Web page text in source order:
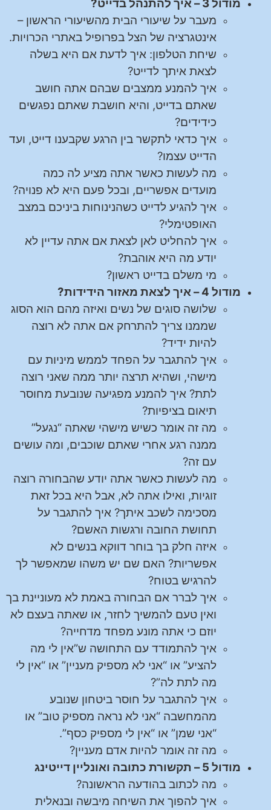
מודול 3 – איך להתנהל בדייט?
מעבר על שיעורי הבית מהשיעורי הראשון –
אינטגרציה של הצל בפרופיל באתרי הכרויות.
שיחת הטלפון: איך לדעת אם היא בשלה
לצאת איתך לדייט?
איך להמנע ממצבים שבהם אתה חושב
שאתם בדייט, והיא חושבת שאתם נפגשים
כידידים?
איך כדאי לתקשר בין הרגע שקבענו דייט, ועד
הדייט עצמו?
מה לעשות כאשר אתה מציע לה כמה
מועדים אפשריים, ובכל פעם היא לא פנויה?
איך להגיע לדייט כשהנינוחות ביניכם במצב
האופטימלי?
איך להחליט לאן לצאת אם אתה עדיין לא
יודע מה היא אוהבת?
מי משלם בדייט ראשון?
מודול 4 – איך לצאת מאזור הידידות?
שלושה סוגים של נשים ואיזה מהם הוא הסוג
שממנו צריך להתרחק אם אתה לא רוצה
להיות ידיד?
איך להתגבר על הפחד לממש מיניות עם
מישהי, ושהיא תרצה יותר ממה שאני רוצה
לתת? איך להמנע מפגיעה שנובעת מחוסר
תיאום בציפיות?
מה זה אומר כשיש מישהי שאתה “נגעל”
ממנה רגע אחרי שאתם שוכבים, ומה עושים
עם זה?
מה לעשות כאשר אתה יודע שהבחורה רוצה
זוגיות, ואילו אתה לא, אבל היא בכל זאת
מסכימה לשכב איתך? איך להתגבר על
תחושת החובה ורגשות האשם?
איזה חלק בך בוחר דווקא בנשים לא
אפשריות? האם שם יש משהו שמאפשר לך
להרגיש בטוח?
איך לברר אם הבחורה באמת לא מעוניינת בך
ואין טעם להמשיך לחזר, או שאתה בעצם לא
יוזם כי אתה מונע מפחד מדחייה?
איך להתמודד עם התחושה ש”אין לי מה
להציע” או “אני לא מספיק מעניין” או “אין לי
מה לתת לה”?
איך להתגבר על חוסר ביטחון שנובע
מהמחשבה “אני לא נראה מספיק טוב” או
“אני שמן” או “אין לי מספיק כסף”.
מה זה אומר להיות אדם מעניין?
מודול 5 – תקשורת כתובה ואונליין דייטינג
מה לכתוב בהודעה הראשונה?
איך להפוך את השיחה מיבשה ובנאלית